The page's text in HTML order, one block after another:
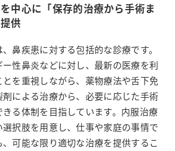
中心に「保存的治療から手術ま
供
鼻疾患に対する包括的な診療です。
性鼻炎などに対し、最新の医療を利
を重視しながら、薬物療法や舌下免
による治療から、必要に応じた手術
る体制を目指しています。内服治療
択肢を用意し、仕事や家庭の事情で
可能な限り適切な治療を提供するこ